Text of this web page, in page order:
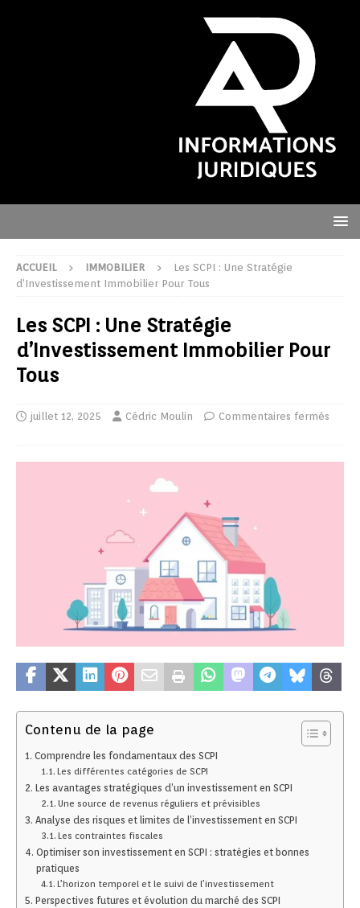
ACCUEIL IMMOBILIER
Les SCPI : Une Stratégie
d’Investissement Immobilier Pour Tous
Les SCPI : Une Stratégie
d’Investissement Immobilier Pour
Tous
juillet 12, 2025 Cédric Moulin Commentaires fermés
Contenu de la page
Comprendre les fondamentaux des SCPI
Les différentes catégories de SCPI
Les avantages stratégiques d’un investissement en SCPI
Une source de revenus réguliers et prévisibles
Analyse des risques et limites de l’investissement en SCPI
Les contraintes fiscales
Optimiser son investissement en SCPI : stratégies et bonnes
pratiques
L’horizon temporel et le suivi de l’investissement
Perspectives futures et évolution du marché des SCPI